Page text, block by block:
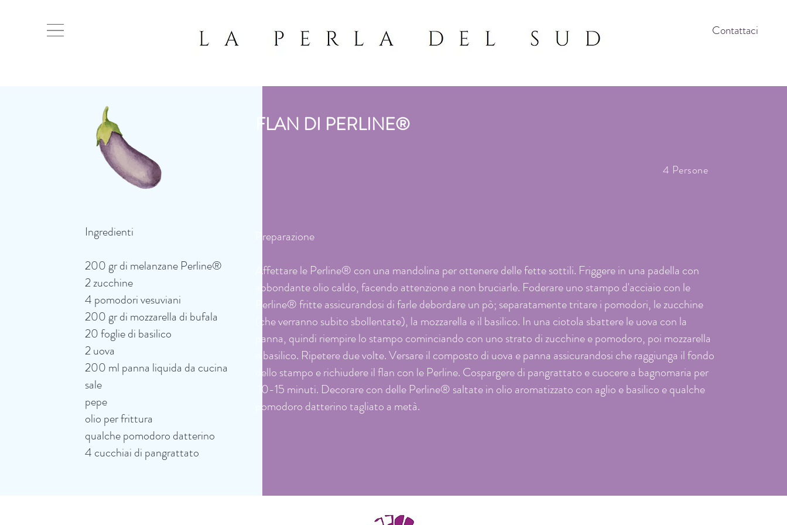
Contattaci
Ingredienti
200 gr di melanzane Perline®
2 zucchine
4 pomodori vesuviani
200 gr di mozzarella di bufala
20 foglie di basilico
2 uova
200 ml panna liquida da cucina
sale
pepe
olio per frittura
qualche pomodoro datterino
4 cucchiai di pangrattato
FLAN DI PERLINE®
4 Persone
Preparazione
Affettare le Perline® con una mandolina per ottenere delle fette sottili. Friggere in una padella con
abbondante olio caldo, facendo attenzione a non bruciarle. Foderare uno stampo d'acciaio con le
Perline® fritte assicurandosi di farle debordare un pò; separatamente tritare i pomodori, le zucchine
(che verranno subito sbollentate), la mozzarella e il basilico. In una ciotola sbattere le uova con la
panna, quindi riempire lo stampo cominciando con uno strato di zucchine e pomodoro, poi mozzarella
e basilico. Ripetere due volte. Versare il composto di uova e panna assicurandosi che raggiunga il fondo
dello stampo e richiudere il flan con le Perline. Cospargere di pangrattato e cuocere a bagnomaria per
10-15 minuti. Decorare con delle Perline® saltate in olio aromatizzato con aglio e basilico e qualche
pomodoro datterino tagliato a metà.